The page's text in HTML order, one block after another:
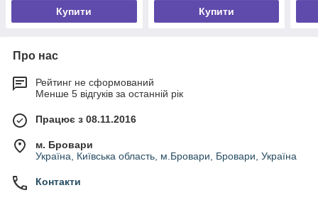
Купити Купити
Про нас
Рейтинг не сформований
Менше 5 відгуків за останній рік
Працює з 08.11.2016
м. Бровари
Україна, Київська область, м.Бровари, Бровари, Україна
Контакти